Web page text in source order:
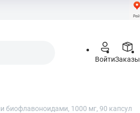
ВойтиЗаказы
биофлавоноидами, 1000 мг, 90 капсул